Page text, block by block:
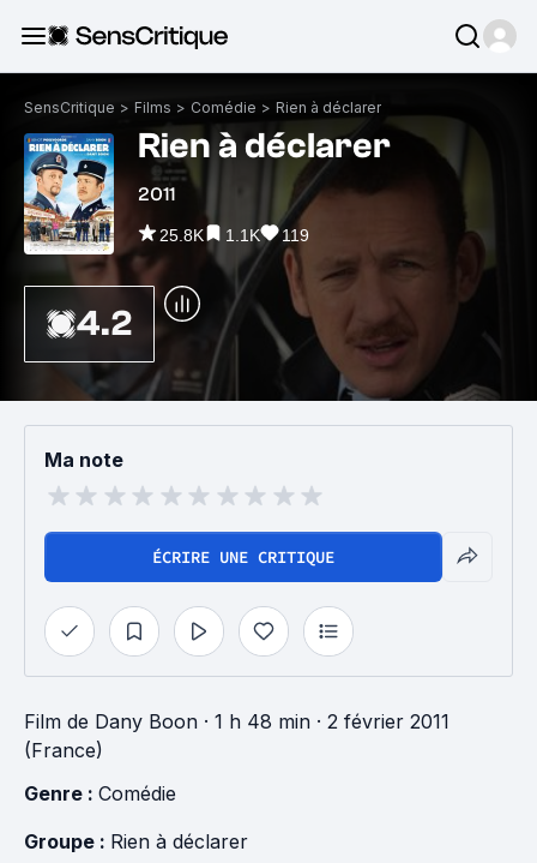
SensCritique > Films > Comédie > Rien à déclarer
Rien à déclarer
2011
25.8K 1.1K 119
4.2
Ma note
ÉCRIRE UNE CRITIQUE
Film de Dany Boon · 1 h 48 min · 2 février 2011
(France)
Genre : Comédie
Groupe : Rien à déclarer